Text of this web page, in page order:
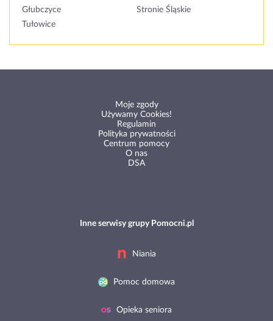
Głubczyce
Stronie Śląskie
Tułowice
Moje zgody
Używamy Cookies!
Regulamin
Polityka prywatności
Centrum pomocy
O nas
DSA
Inne serwisy grupy Pomocni.pl
Niania
Pomoc domowa
Opieka seniora